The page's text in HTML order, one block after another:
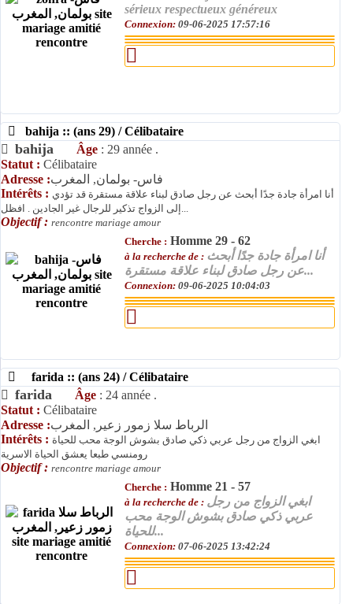
sérieux respectueux généreux
Connexion: 09-06-2025 17:57:16
bahija :: (ans 29) / Célibataire
bahija Âge : 29 année .
Statut : Célibataire
Adresse :فاس- بولمان, المغرب
Intérêts : أنا امرأة جادة جدًا أبحث عن رجل صادق لبناء علاقة مستقرة قد تؤدي
إلى الزواج تذكير للرجال غير الجادين . افظل...
Objectif : rencontre mariage amour
Cherche : Homme 29 - 62
à la recherche de : أنا امرأة جادة جدًا أبحث
عن رجل صادق لبناء علاقة مستقرة...
Connexion: 09-06-2025 10:04:03
farida :: (ans 24) / Célibataire
farida Âge : 24 année .
Statut : Célibataire
Adresse :الرباط سلا زمور زعير, المغرب
Intérêts : ابغي الزواج من رجل عربي ذكي صادق بشوش الوجة محب للحياة
رومنسي طبعا يعشق الحياة الاسرية
Objectif : rencontre mariage amour
Cherche : Homme 21 - 57
à la recherche de : ابغي الزواج من رجل
عربي ذكي صادق بشوش الوجة محب
للحياة...
Connexion: 07-06-2025 13:42:24